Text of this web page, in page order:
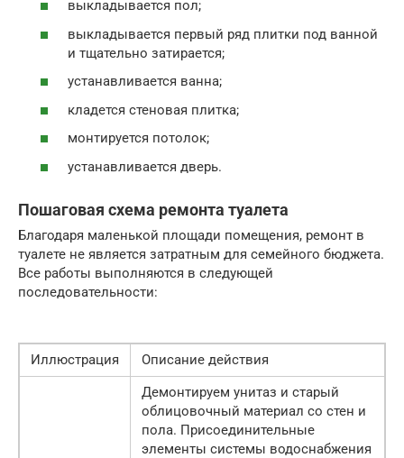
выкладывается пол;
выкладывается первый ряд плитки под ванной
и тщательно затирается;
устанавливается ванна;
кладется стеновая плитка;
монтируется потолок;
устанавливается дверь.
Пошаговая схема ремонта туалета
Благодаря маленькой площади помещения, ремонт в
туалете не является затратным для семейного бюджета.
Все работы выполняются в следующей
последовательности:
Иллюстрация
Описание действия
Демонтируем унитаз и старый
облицовочный материал со стен и
пола. Присоединительные
элементы системы водоснабжения